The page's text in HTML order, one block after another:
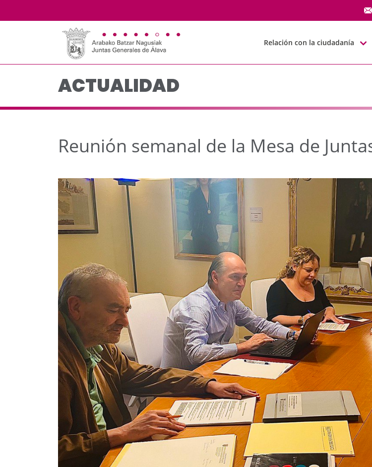
Reunión semanal de la Mesa de
Relación con la ciudadanía
ACTUALIDAD
Reunión semanal de la Mesa de